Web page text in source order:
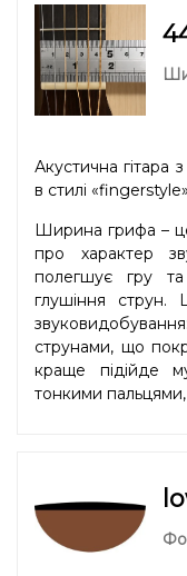
Акустична
в стилі
Ширина грифа –
про характер
полегшує гру
глушіння
струнами, що
краще підійде
тонкими